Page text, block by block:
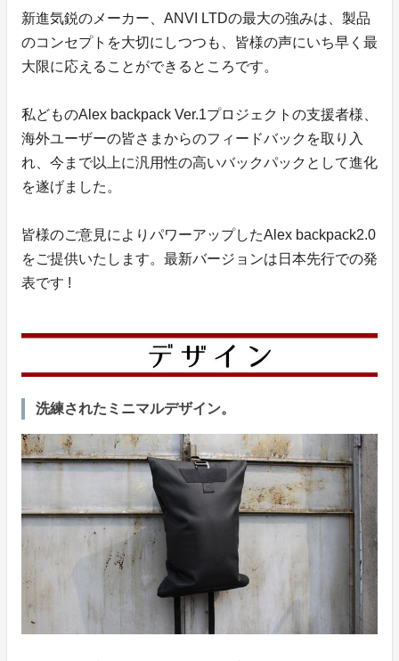
新進気鋭のメーカー、ANVI LTDの最大の強みは、製品
のコンセプトを大切にしつつも、皆様の声にいち早く最
大限に応えることができるところです。
私どものAlex backpack Ver.1プロジェクトの支援者様、
海外ユーザーの皆さまからのフィードバックを取り入
れ、今まで以上に汎用性の高いバックパックとして進化
を遂げました。
皆様のご意見によりパワーアップしたAlex backpack2.0
をご提供いたします。最新バージョンは日本先行での発
表です !
洗練されたミニマルデザイン。